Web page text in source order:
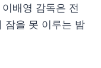
배영 감독은 전
잠을 못 이루는 밤